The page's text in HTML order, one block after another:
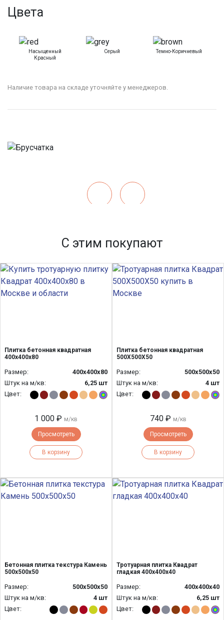
Цвета
Насыщенный
Красный
Серый Темно-Коричневый
Наличие товара на складе уточняйте у менеджеров.
С этим покупают
Плитка бетонная квадратная
400х400х80
Размер:
400х400х80
Штук на м/кв:
6,25 шт
Цвет:
1 000 ₽ м/кв
Просмотреть
В корзину
Плитка бетонная квадратная
500Х500Х50
Размер:
500х500х50
Штук на м/кв:
4 шт
Цвет:
740 ₽ м/кв
Просмотреть
В корзину
Бетонная плитка текстура Камень
500х500х50
Размер:
500х500х50
Штук на м/кв:
4 шт
Цвет:
Тротуарная плитка Квадрат
гладкая 400х400х40
Размер:
400х400х40
Штук на м/кв:
6,25 шт
Цвет: